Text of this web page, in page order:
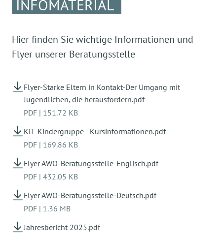
INFOMATERIAL
Hier finden Sie wichtige Informationen und
Flyer unserer Beratungsstelle
Flyer-Starke Eltern in Kontakt-Der Umgang mit
Jugendlichen, die herausfordern.pdf
PDF | 151.72 KB
KiT-Kindergruppe - Kursinformationen.pdf
PDF | 169.86 KB
Flyer AWO-Beratungsstelle-Englisch.pdf
PDF | 432.05 KB
Flyer AWO-Beratungsstelle-Deutsch.pdf
PDF | 1.36 MB
Jahresbericht 2025.pdf